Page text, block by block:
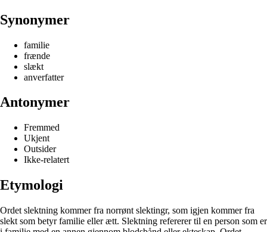
Synonymer
familie
frænde
slækt
anverfatter
Antonymer
Fremmed
Ukjent
Outsider
Ikke-relatert
Etymologi
Ordet slektning kommer fra norrønt slektingr, som igjen kommer fra
slekt som betyr familie eller ætt. Slektning refererer til en person som er